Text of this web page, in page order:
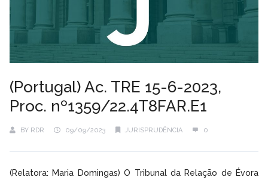
(Portugal) Ac. TRE 15-6-2023,
Proc. nº1359/22.4T8FAR.E1
BY RDR 09/09/2023 JURISPRUDÊNCIA 0
(Relatora: Maria Domingas) O Tribunal da Relação de Évora